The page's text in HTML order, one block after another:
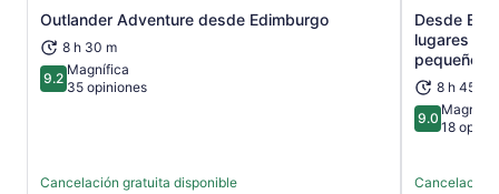
Outlander Adventure desde Edimburgo
8 h 30 m
9.29.2 de 10
Magnífica
35 opiniones
Cancelación gratuita disponible
Se abrirá en una nueva pestaña
Desde
lugares de
pequeños
8 h 45
9.09.0 de 10
18
Cancelación